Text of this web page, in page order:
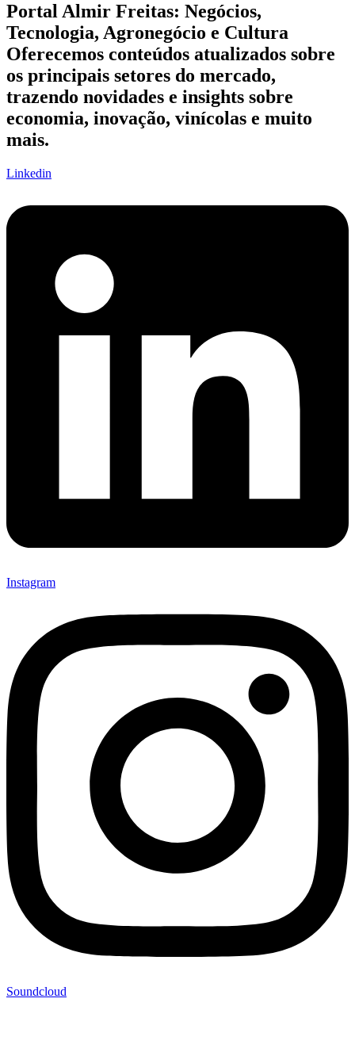
Portal Almir Freitas: Negócios,
Tecnologia, Agronegócio e Cultura
Oferecemos conteúdos atualizados sobre
os principais setores do mercado,
trazendo novidades e insights sobre
economia, inovação, vinícolas e muito
mais.
Linkedin
Instagram
Soundcloud